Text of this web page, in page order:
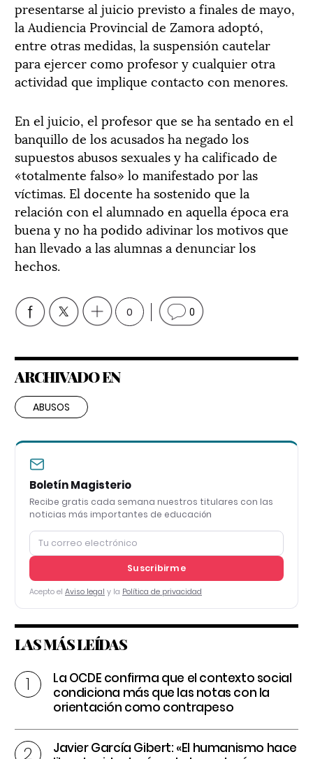
presentarse al juicio previsto a finales de mayo,
la Audiencia Provincial de Zamora adoptó,
entre otras medidas, la suspensión cautelar
para ejercer como profesor y cualquier otra
actividad que implique contacto con menores.
En el juicio, el profesor que se ha sentado en el
banquillo de los acusados ha negado los
supuestos abusos sexuales y ha calificado de
«totalmente falso» lo manifestado por las
víctimas. El docente ha sostenido que la
relación con el alumnado en aquella época era
buena y no ha podido adivinar los motivos que
han llevado a las alumnas a denunciar los
hechos.
0 0
ARCHIVADO EN
ABUSOS
Boletín Magisterio
Recibe gratis cada semana nuestros titulares con las
noticias más importantes de educación
Suscribirme
Acepto el Aviso legal y la Política de privacidad
LAS MÁS LEÍDAS
La OCDE confirma que el contexto social
condiciona más que las notas con la
orientación como contrapeso
Javier García Gibert: «El humanismo hace